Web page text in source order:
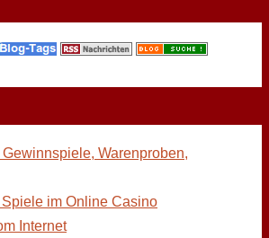
Warenproben,
im Online Casino
Internet